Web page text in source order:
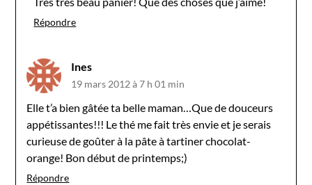
Répondre
Ines
19 mars 2012 à 7 h 01 min
Elle t’a bien gâtée ta belle maman…Que de douceurs
appétissantes!!! Le thé me fait très envie et je serais
curieuse de goûter à la pâte à tartiner chocolat-
orange! Bon début de printemps;)
Répondre